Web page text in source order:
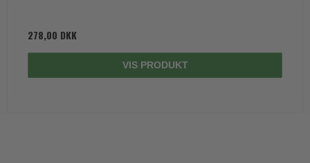
278,00 DKK
VIS PRODUKT